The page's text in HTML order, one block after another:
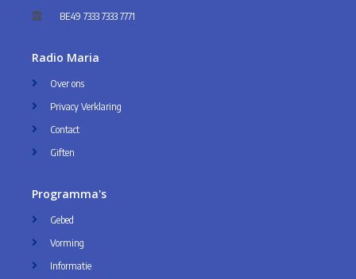
BE49 7333 7333 7771
Radio Maria
Over ons
Privacy Verklaring
Contact
Giften
Programma's
Gebed
Vorming
Informatie